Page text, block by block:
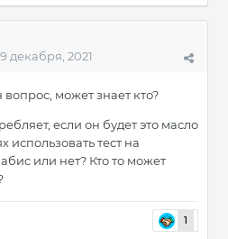
декабря, 2021
может знает кто?
если он будет это масло
использовать тест на
или нет? Кто то может
1